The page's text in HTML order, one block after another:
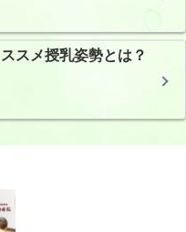
スメ授乳姿勢とは？